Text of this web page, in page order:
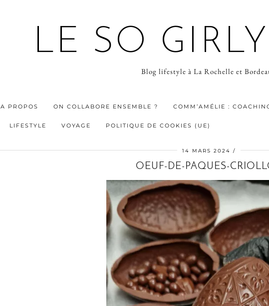
LE SO
Blog lifestyle à La Rochelle et
A PROPOS ON COLLABORE ENSEMBLE ? COMM’AMÉLIE :
LIFESTYLE VOYAGE POLITIQUE DE COOKIES (UE)
14 MARS 2024
OEUF-DE-PAQUES-